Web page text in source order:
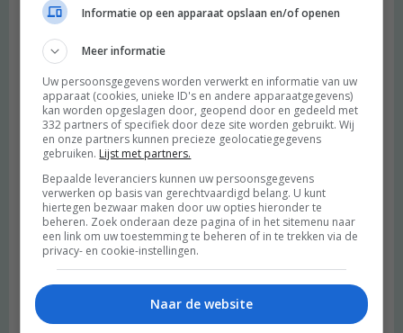
Henrieke schreef:
Fijne sfeer hangt daar inderdaad. En ook nog midden in de stad –
ik liep er ook per ongeluk tegenaan haha!
Beantwoorden
DiaryOfAMuaschreef:
2014 OM
Wat een leuke winkel! Erg mooie foto’s
Diary Of A Mua
Informatie op een apparaat opslaan en/of openen
Meer informatie
Uw persoonsgegevens worden verwerkt en informatie van uw
apparaat (cookies, unieke ID's en andere apparaatgegevens)
kan worden opgeslagen door, geopend door en gedeeld met
332 partners of specifiek door deze site worden gebruikt. Wij
en onze partners kunnen precieze geolocatiegegevens
gebruiken. Lijst met partners.
Bepaalde leveranciers kunnen uw persoonsgegevens
verwerken op basis van gerechtvaardigd belang. U kunt
hiertegen bezwaar maken door uw opties hieronder te
beheren. Zoek onderaan deze pagina of in het sitemenu naar
een link om uw toestemming te beheren of in te trekken via de
privacy- en cookie-instellingen.
Naar de website